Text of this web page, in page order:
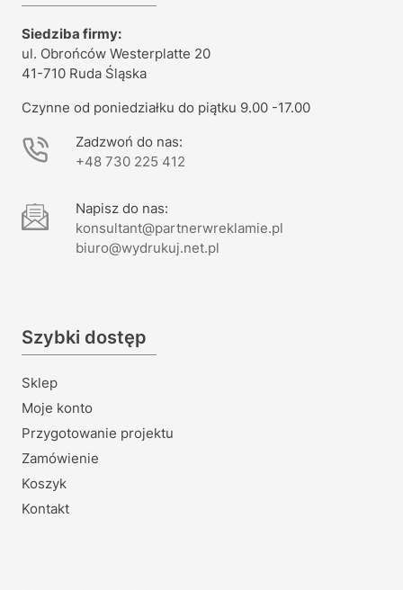
Siedziba firmy:
ul. Obrońców Westerplatte 20
41-710 Ruda Śląska
Czynne od poniedziałku do piątku 9.00 -17.00
Zadzwoń do nas:
+48 730 225 412
Napisz do nas:
konsultant@partnerwreklamie.pl
biuro@wydrukuj.net.pl
Szybki dostęp
Sklep
Moje konto
Przygotowanie projektu
Zamówienie
Koszyk
Kontakt